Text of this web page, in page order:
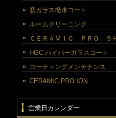
窓ガラス撥水コート
ルームクリーニング
ＣＥＲＡＭＩＣ ＰＲＯ ９
HGC ハイパーガラスコート
コーティングメンテナンス
CERAMIC PRO ION
営業日カレンダー